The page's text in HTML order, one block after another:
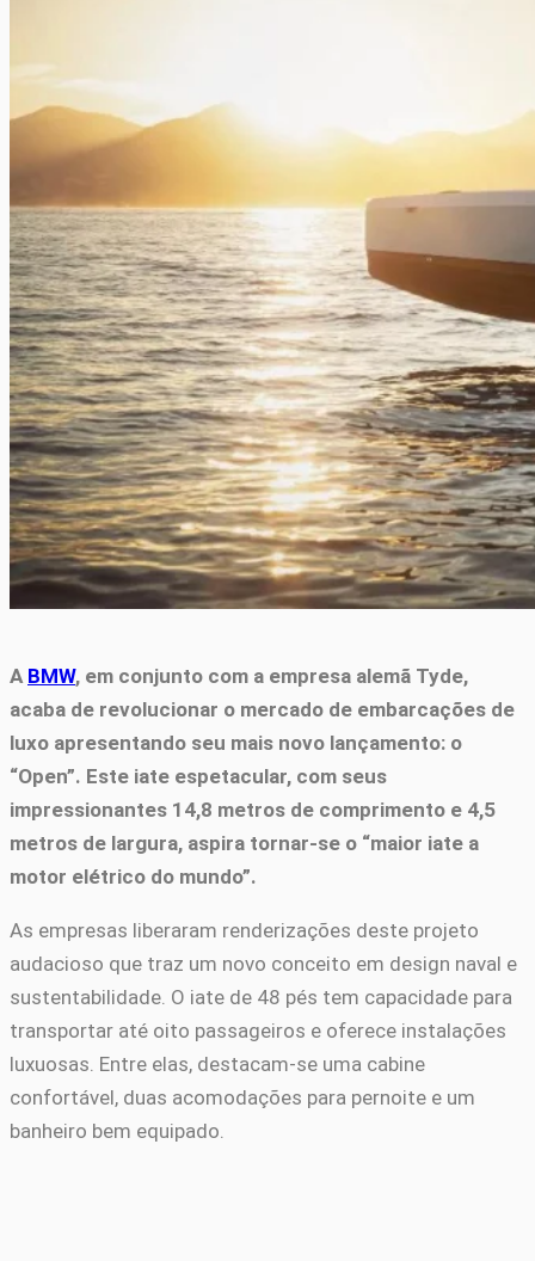
A BMW, em conjunto com a empresa alemã Tyde,
acaba de revolucionar o mercado de embarcações de
luxo apresentando seu mais novo lançamento: o
“Open”. Este iate espetacular, com seus
impressionantes 14,8 metros de comprimento e 4,5
metros de largura, aspira tornar-se o “maior iate a
motor elétrico do mundo”.
As empresas liberaram renderizações deste projeto
audacioso que traz um novo conceito em design naval e
sustentabilidade. O iate de 48 pés tem capacidade para
transportar até oito passageiros e oferece instalações
luxuosas. Entre elas, destacam-se uma cabine
confortável, duas acomodações para pernoite e um
banheiro bem equipado.